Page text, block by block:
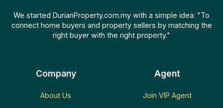
We started DurianProperty.com.my with a simple idea: "To
connect home buyers and property sellers by matching the
right buyer with the right property."
Company
About Us
Agent
Join VIP Agent